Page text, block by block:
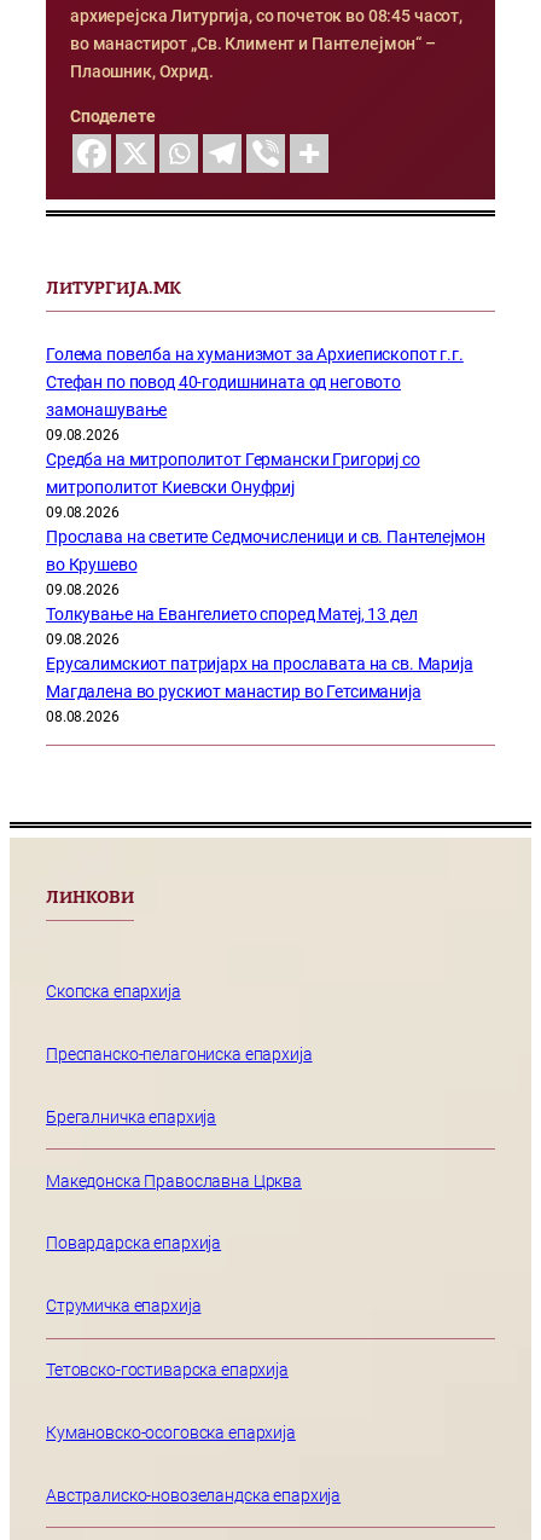
архиерејска Литургија, со почеток во 08:45 часот,
во манастирот „Св. Климент и Пантелејмон“ –
Плаошник, Охрид.
Споделете
ЛИТУРГИЈА.МК
Голема повелба на хуманизмот за Архиепископот г.г.
Стефан по повод 40-годишнината од неговото
замонашување
09.08.2026
Средба на митрополитот Германски Григориј со
митрополитот Киевски Онуфриј
09.08.2026
Прослава на светите Седмочисленици и св. Пантелејмон
во Крушево
09.08.2026
Толкување на Евангелието според Матеј, 13 дел
09.08.2026
Ерусалимскиот патријарх на прославата на св. Марија
Магдалена во рускиот манастир во Гетсиманија
08.08.2026
ЛИНКОВИ
Скопска епархија
Преспанско-пелагониска епархија
Брегалничка епархија
Македонска Православна Црква
Повардарска епархија
Струмичка епархија
Тетовско-гостиварска епархија
Кумановско-осоговска епархија
Австралиско-новозеландска епархија